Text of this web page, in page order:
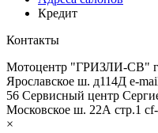
Кредит
Контакты
Мотоцентр "ГРИЗЛИ-СВ"
Ярославское ш. д114Д e-
56 Сервисный центр
Московское ш. 22А стр.1
×